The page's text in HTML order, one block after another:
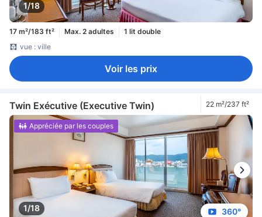
1/18
17 m²/183 ft² Max. 2 adultes
1 lit double
vue : ville
Voir les prix
Twin Exécutive (Executive Twin) 22 m²/237 ft²
1/18
Appréciée par les couples
360°